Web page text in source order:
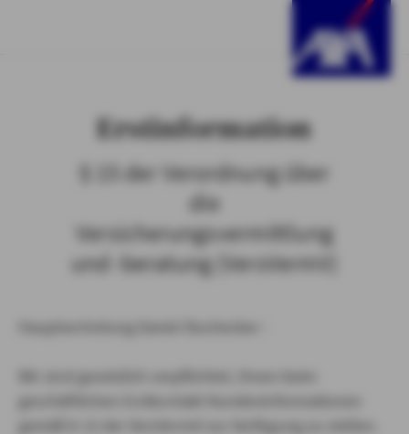
Erstinformation
§ 15 der Verordnung über
die
Versicherungsvermittlung
und -beratung (VersVermV)